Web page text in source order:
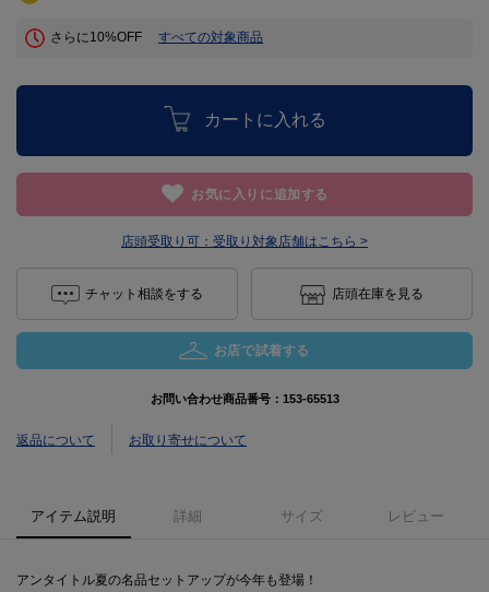
さらに10%OFF すべての対象商品
カートに入れる
お気に入りに追加する
店頭受取り可： 受取り対象店舗はこちら >
チャット相談をする 店頭在庫を見る
お店で試着する
お問い合わせ商品番号： 153-65513
返品について お取り寄せについて
アイテム説明 詳細 サイズ レビュー
アンタイトル夏の名品セットアップが今年も登場！